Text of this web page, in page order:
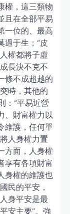
權，這三類物
且在全部平易
一位的、最高
過于生；“皮
權都將子虛
長決不克不
條不成超越的
時，其他的
：“平易近營
、財富權力以
維護，任何單
人身權力置
方面，人身權
享有各項財富
身權的維護也
民的平安，
身平安是最
安主要”。強